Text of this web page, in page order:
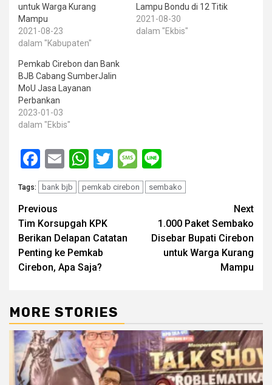
untuk Warga Kurang
Mampu
2021-08-23
dalam "Kabupaten"
Lampu Bondu di 12 Titik
2021-08-30
dalam "Ekbis"
Pemkab Cirebon dan Bank
BJB Cabang SumberJalin
MoU Jasa Layanan
Perbankan
2023-01-03
dalam "Ekbis"
Facebook
EmailWhatsApp
TwitterMessage
Tags: bank bjb pemkab cirebon sembako
Post
navigation
Previous
Tim Korsupgah KPK
Berikan Delapan Catatan
Penting ke Pemkab
Cirebon, Apa Saja?
Next
1.000 Paket Sembako
Disebar Bupati Cirebon
untuk Warga Kurang
Mampu
MORE STORIES